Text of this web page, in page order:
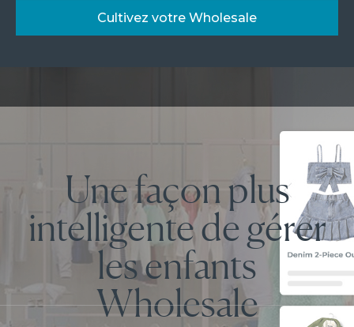
Cultivez votre Wholesale
Une façon plus
intelligente de gérer
les enfants
Wholesale